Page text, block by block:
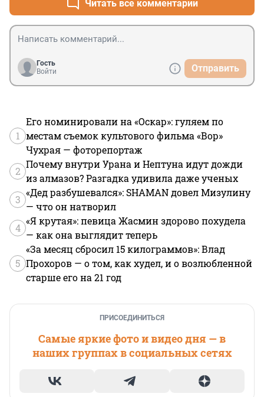
Читать все комментарии
Гость
Войти
Отправить
1
Его номинировали на «Оскар»: гуляем по
местам съемок культового фильма «Вор»
Чухрая — фоторепортаж
2
Почему внутри Урана и Нептуна идут дожди
из алмазов? Разгадка удивила даже ученых
3
«Дед разбушевался»: SHAMAN довел Мизулину
— что он натворил
4
«Я крутая»: певица Жасмин здорово похудела
— как она выглядит теперь
5
«За месяц сбросил 15 килограммов»: Влад
Прохоров — о том, как худел, и о возлюбленной
старше его на 21 год
ПРИСОЕДИНИТЬСЯ
Самые яркие фото и видео дня — в
наших группах в социальных сетях